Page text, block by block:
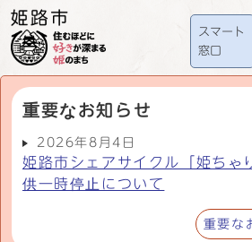
スマート
窓口
重要なお知らせ
2026年8月4日
姫路市シェアサイクル「姫ちゃ
供一時停止について
重要な